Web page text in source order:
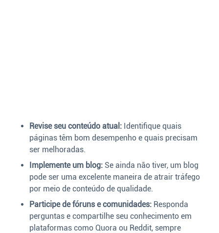
Revise seu conteúdo atual: Identifique quais
páginas têm bom desempenho e quais precisam
ser melhoradas.
Implemente um blog: Se ainda não tiver, um blog
pode ser uma excelente maneira de atrair tráfego
por meio de conteúdo de qualidade.
Participe de fóruns e comunidades: Responda
perguntas e compartilhe seu conhecimento em
plataformas como Quora ou Reddit, sempre